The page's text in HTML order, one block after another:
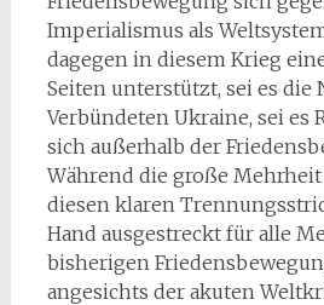
Imperialismus als
dagegen in diesem Krieg
Seiten unterstützt, sei es die
Verbündeten Ukraine, sei es
sich außerhalb der
Während die große
diesen klaren
Hand ausgestreckt für alle
bisherigen
angesichts der akuten